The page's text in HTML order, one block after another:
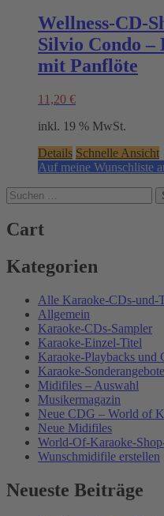
Wellness-CD-
Silvio Condo –
mit Panflöte
11,20 €
inkl. 19 % MwSt.
Details Schnelle Ansicht
Auf meine Wunschliste
Suchen
nach:
Cart
Kategorien
Alle Karaoke-CDs-und-
Allgemein
Karaoke-CDs-Sampler
Karaoke-Einzel-Titel
Karaoke-Playbacks und
Karaoke-
Midifiles – Auswahl
Musikermagazin
Neue CDG – World of
Neue Midifiles
World-Of-Karaoke-
Wunschmidifile erstellen
Neueste Beiträge